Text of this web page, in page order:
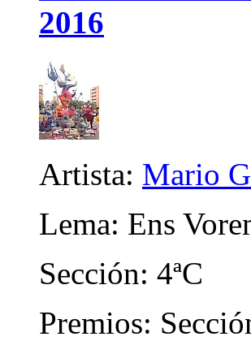
2016
Artista: Mario
Lema: Ens
Sección: 4ªC
Premios: